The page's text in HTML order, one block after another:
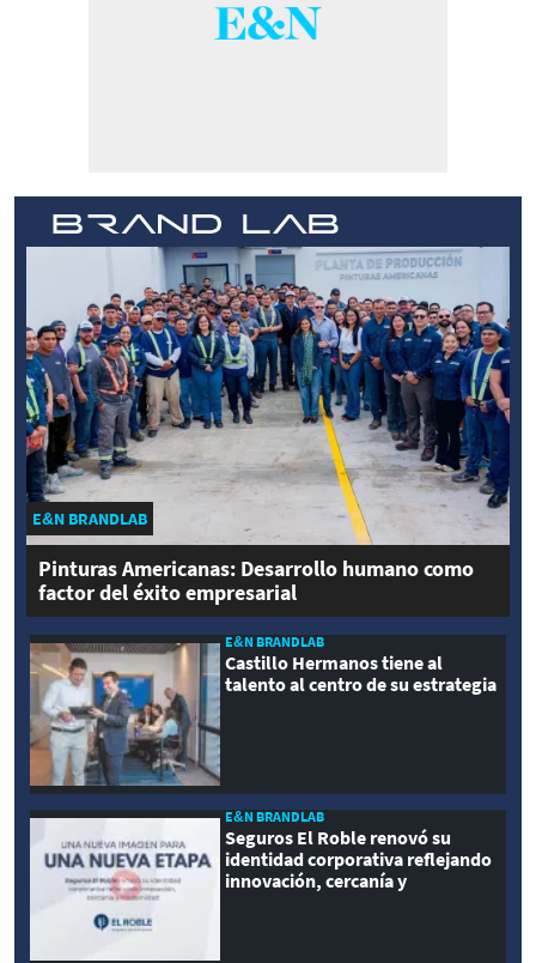
E&N BRANDLAB
Pinturas Americanas: Desarrollo humano como
factor del éxito empresarial
E&N BRANDLAB
Castillo Hermanos tiene al
talento al centro de su estrategia
E&N BRANDLAB
Seguros El Roble renovó su
identidad corporativa reflejando
innovación, cercanía y